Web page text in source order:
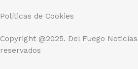
Políticas de Cookies
Copyright @2025. Del Fuego
reservados